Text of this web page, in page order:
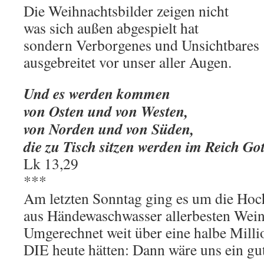
Die Weihnachtsbilder zeigen nicht
was sich außen abgespielt hat
sondern Verborgenes und Unsichtbares
ausgebreitet vor unser aller Augen.
Und es werden kommen
von Osten und von Westen,
von Norden und von Süden,
die zu Tisch sitzen werden im Reich
Lk 13,29
***
Am letzten Sonntag ging es um die
aus Händewaschwasser allerbesten
Umgerechnet weit über eine halbe
DIE heute hätten: Dann wäre uns ein